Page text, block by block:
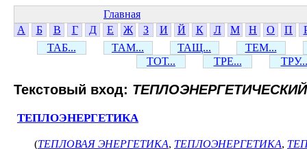
Главная
А
Б В Г Д Е Ж З И Й К Л М Н О П
ТАБ...
ТАМ... ТАЩ...
ТЕМ...
ТОТ...
ТРЕ... ТРУ...
Текстовый вход: ТЕПЛОЭНЕРГЕТИЧЕСКИЙ
ТЕПЛОЭНЕРГЕТИКА
(ТЕПЛОВАЯ ЭНЕРГЕТИКА, ТЕПЛОЭНЕРГЕТИКА,